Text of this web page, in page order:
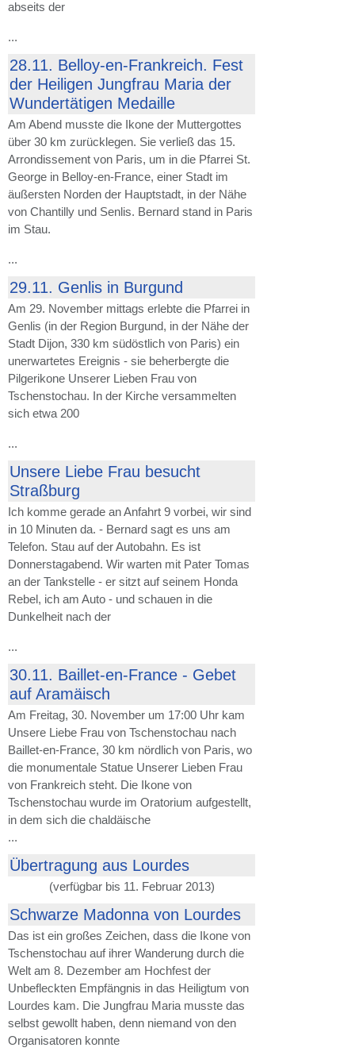
abseits der
...
28.11. Belloy-en-Frankreich. Fest
der Heiligen Jungfrau Maria der
Wundertätigen Medaille
Am Abend musste die Ikone der Muttergottes
über 30 km zurücklegen. Sie verließ das 15.
Arrondissement von Paris, um in die Pfarrei St.
George in Belloy-en-France, einer Stadt im
äußersten Norden der Hauptstadt, in der Nähe
von Chantilly und Senlis. Bernard stand in Paris
im Stau.
...
29.11. Genlis in Burgund
Am 29. November mittags erlebte die Pfarrei in
Genlis (in der Region Burgund, in der Nähe der
Stadt Dijon, 330 km südöstlich von Paris) ein
unerwartetes Ereignis - sie beherbergte die
Pilgerikone Unserer Lieben Frau von
Tschenstochau. In der Kirche versammelten
sich etwa 200
...
Unsere Liebe Frau besucht
Straßburg
Ich komme gerade an Anfahrt 9 vorbei, wir sind
in 10 Minuten da. - Bernard sagt es uns am
Telefon. Stau auf der Autobahn. Es ist
Donnerstagabend. Wir warten mit Pater Tomas
an der Tankstelle - er sitzt auf seinem Honda
Rebel, ich am Auto - und schauen in die
Dunkelheit nach der
...
30.11. Baillet-en-France - Gebet
auf Aramäisch
Am Freitag, 30. November um 17:00 Uhr kam
Unsere Liebe Frau von Tschenstochau nach
Baillet-en-France, 30 km nördlich von Paris, wo
die monumentale Statue Unserer Lieben Frau
von Frankreich steht. Die Ikone von
Tschenstochau wurde im Oratorium aufgestellt,
in dem sich die chaldäische
...
Übertragung aus Lourdes
(verfügbar bis 11. Februar 2013)
Schwarze Madonna von Lourdes
Das ist ein großes Zeichen, dass die Ikone von
Tschenstochau auf ihrer Wanderung durch die
Welt am 8. Dezember am Hochfest der
Unbefleckten Empfängnis in das Heiligtum von
Lourdes kam. Die Jungfrau Maria musste das
selbst gewollt haben, denn niemand von den
Organisatoren konnte